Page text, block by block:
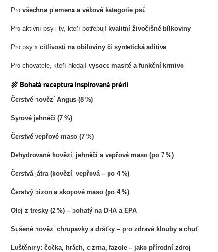
Provšechna plemena a věkové kategorie psů
Pro aktivní psy i ty, kteří potřebují kvalitní živočišné bílkoviny
Pro psy scitlivostí na obiloviny či syntetická aditiva
Pro chovatele, kteří hledajívysoce masité a funkční krmivo
🍖 Bohatá receptura inspirovaná prérií
Čerstvé hovězí Angus (8 %)
Syrové jehněčí (7 %)
Čerstvé vepřové maso (7 %)
Dehydrované hovězí, jehněčí a vepřové maso (po 7 %)
Čerstvá játra (hovězí, vepřová – po 4 %)
Čerstvý bizon a skopové maso (po 4 %)
Olej z tresky (2 %) – bohatý na DHA a EPA
Sušené hovězí chrupavky a dršťky – pro zdravé klouby a chuť
Luštěniny: čočka, hrách, cizrna, fazole – jako přírodní zdroj